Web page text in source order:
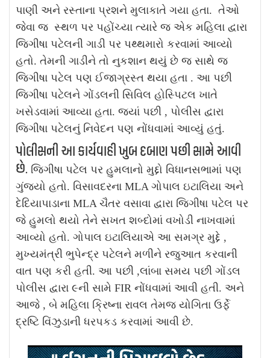
પાણી અને રસ્તાના પ્રશને મુલાકાતે ગયા હતા. તેઓ
જેવા જ સ્થળ પર પહોંચ્યા ત્યારે જ એક મહિલા દ્વારા
જિગીષા પટેલની ગાડી પર પથ્થમારો કરવામાં આવ્યો
હતો. તેમની ગાડીને તો નુકશાન થયું છે જ સાથે જ
જિગીષા પટેલ પણ ઈજાગ્રસ્ત થયા હતા . આ પછી
જિગીષા પટેલને ગોંડલની સિવિલ હોસ્પિટલ ખાતે
ખસેડવામાં આવ્યા હતા. જ્યાં પછી , પોલીસ દ્વારા
જિગીષા પટેલનું નિવેદન પણ નોંધવામાં આવ્યું હતું.
પોલીસની આ કાર્યવાહી ખુબ દબાણ પછી સામે આવી
છે. જિગીષા પટેલ પર હુમલાનો મુદ્દો વિધાનસભામાં પણ
ગુંજ્યો હતો. વિસાવદરના MLA ગોપાલ ઇટાલિયા અને
દેદિયાપાડાના MLA ચૈતર વસાવા દ્વારા જિગીષા પટેલ પર
જે હુમલો થયો તેને સખત શબ્દોમાં વખોડી નાખવામાં
આવ્યો હતો. ગોપાલ ઇટાલિયાએ આ સમગ્ર મુદ્દે ,
મુખ્યમંત્રી ભુપેન્દ્ર પટેલને મળીને રજુઆત કરવાની
વાત પણ કરી હતી. આ પછી ,લાંબા સમય પછી ગોંડલ
પોલીસ દ્વારા ૯ની સામે FIR નોંધવામાં આવી હતી. અને
આજે , બે મહિલા ક્રિષ્ના રાવલ તેમજ યોગિતા ઉર્ફે
દ્રષ્ટિ વિંઝુડાની ધરપકડ કરવામાં આવી છે.